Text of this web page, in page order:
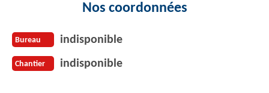
Nos coordonnées
Bureau indisponible
Chantier indisponible